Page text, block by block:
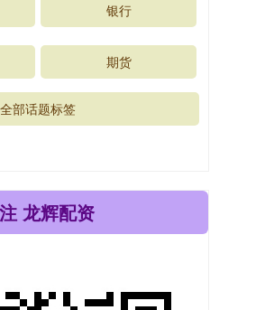
银行
期货
全部话题标签
龙辉配资